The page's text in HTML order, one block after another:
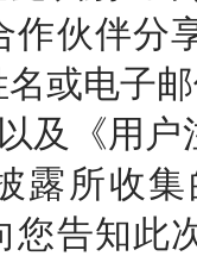
作伙伴分
名或电子
及《用
露所收
您告知此